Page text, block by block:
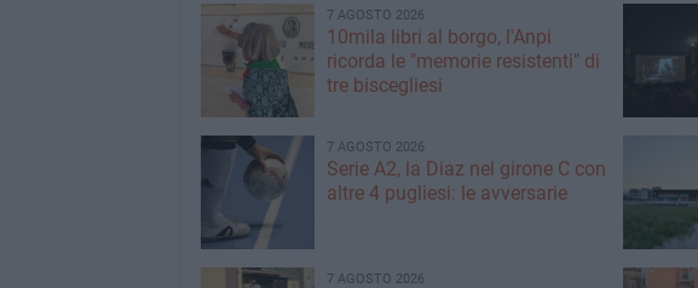
7 AGOSTO 2026
10mila libri al borgo, l'Anpi
ricorda le "memorie resistenti" di
tre biscegliesi
7 AGOSTO 2026
Serie A2, la Diaz nel girone C con
altre 4 pugliesi: le avversarie
7 AGOSTO 2026